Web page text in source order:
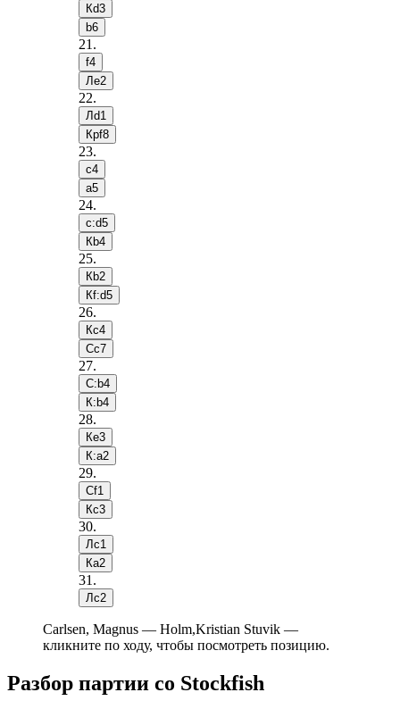
Кd3
b6
21 .
f4
Лe2
22.
Лd1
Крf8
23.
c4
a5
24.
c:d5
Кb4
25.
Кb2
Кf:d5
26.
Кc4
Сc7
27.
С:b4
К:b4
28.
Кe3
К:a2
29.
Сf1
Кc3
30.
Лc1
Кa2
31 .
Лc2
Carlsen, Magnus — Holm,Kristian Stuvik —
кликните по ходу, чтобы посмотреть позицию.
Разбор партии со Stockfish